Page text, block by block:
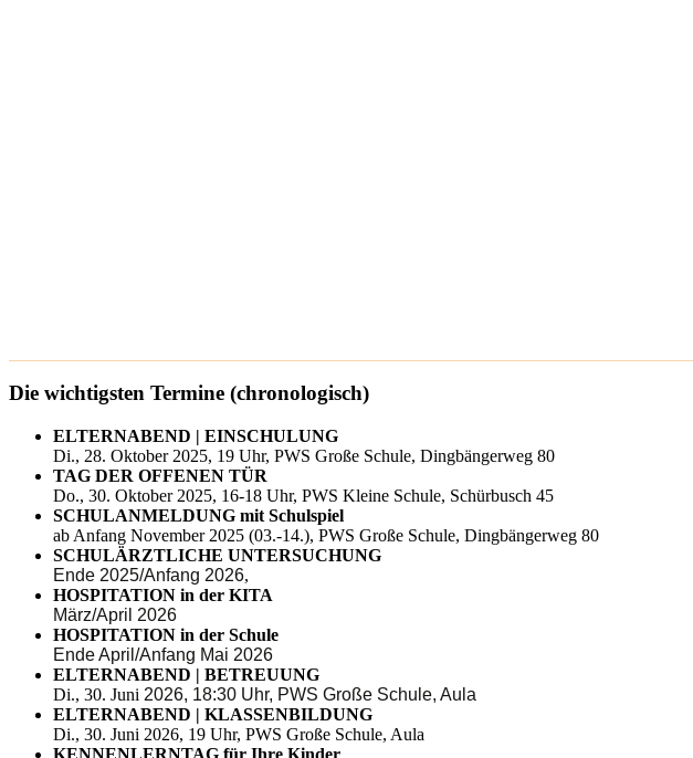
Die wichtigsten Termine (chronologisch)
ELTERNABEND | EINSCHULUNG
Di., 28. Oktober 2025, 19 Uhr, PWS Große Schule, Dingbängerweg 80
TAG DER OFFENEN TÜR
Do., 30. Oktober 2025, 16-18 Uhr, PWS Kleine Schule, Schürbusch 45
SCHULANMELDUNG mit Schulspiel
ab Anfang November 2025 (03.-14.), PWS Große Schule, Dingbängerweg 80
SCHULÄRZTLICHE UNTERSUCHUNG
Ende 2025/Anfang 2026,
HOSPITATION in der KITA
März/April 2026
HOSPITATION in der Schule
Ende April/Anfang Mai 2026
ELTERNABEND | BETREUUNG
Di., 30. Juni 2026, 18:30 Uhr, PWS Große Schule, Aula
ELTERNABEND | KLASSENBILDUNG
Di., 30. Juni 2026, 19 Uhr, PWS Große Schule, Aula
KENNENLERNTAG für Ihre Kinder